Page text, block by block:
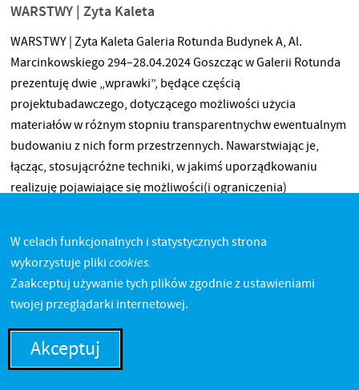
WARSTWY | Zyta Kaleta
WARSTWY | Zyta Kaleta Galeria Rotunda Budynek A, Al.
Marcinkowskiego 294–28.04.2024 Goszcząc w Galerii Rotunda
prezentuję dwie „wprawki”, będące częścią
projektubadawczego, dotyczącego możliwości użycia
materiałów w różnym stopniu transparentnychw ewentualnym
budowaniu z nich form przestrzennych. Nawarstwiając je,
łącząc, stosującróżne techniki, w jakimś uporządkowaniu
realizuję pojawiające się możliwości(i ograniczenia)
zaskakująca – funkcjonując w nieustającym pośpiechu,
przyjmujemyopisywane cechy jako pewnik. Zwyczajowe
zastosowania również wydają się klarowne.Pokazując te dwa
kwadraty, być może łatwiej przyswajalna stanie się wielokrotnie
kierowanaprzeze mnie do osób studiujących fraza: „to zależy…
na czym Ci zależy, co chcesz uzyskać?Czy zakładasz również
efekty nieoczywiste? Podejmij kolejną próbę. Nie śpiesz się.”
Więcej
W celach funkcjonalnych i statystycznych strona
wykorzystuje pliki cookies.
Zaakceptuj używanie tych plików zgodnie z ustawieniami
twojej przeglądarki internetowej.
Akceptuj